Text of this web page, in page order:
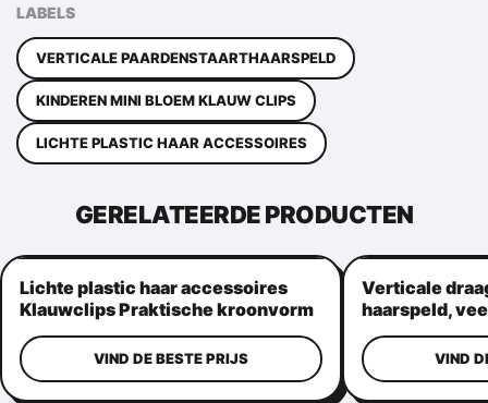
LABELS
VERTICALE PAARDENSTAARTHAARSPELD
KINDEREN MINI BLOEM KLAUW CLIPS
LICHTE PLASTIC HAAR ACCESSOIRES
GERELATEERDE PRODUCTEN
Lichte plastic haar accessoires
Klauwclips Praktische kroonvorm
VIND DE BESTE PRIJS
Verticale
haarspeld,
haargrepen
VIND